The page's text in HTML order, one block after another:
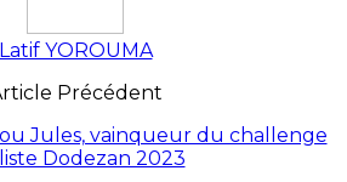
Latif YOROUMA
Précédent
Jules, vainqueur du challenge
Dodezan 2023